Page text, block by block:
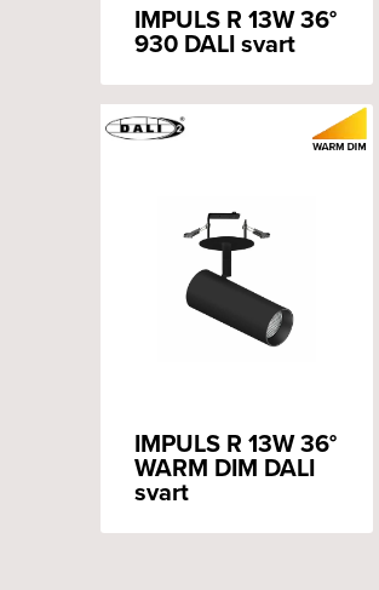
IMPULS R 13W 36°
930 DALI svart
IMPULS R 13W 36°
WARM DIM DALI
svart